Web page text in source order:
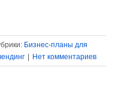
Бизнес-планы для
| Нет комментариев